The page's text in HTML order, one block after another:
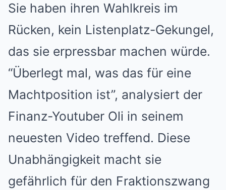
Sie haben ihren Wahlkreis im
Rücken, kein Listenplatz-Gekungel,
das sie erpressbar machen würde.
“Überlegt mal, was das für eine
Machtposition ist”, analysiert der
Finanz-Youtuber Oli in seinem
neuesten Video treffend. Diese
Unabhängigkeit macht sie
gefährlich für den Fraktionszwang